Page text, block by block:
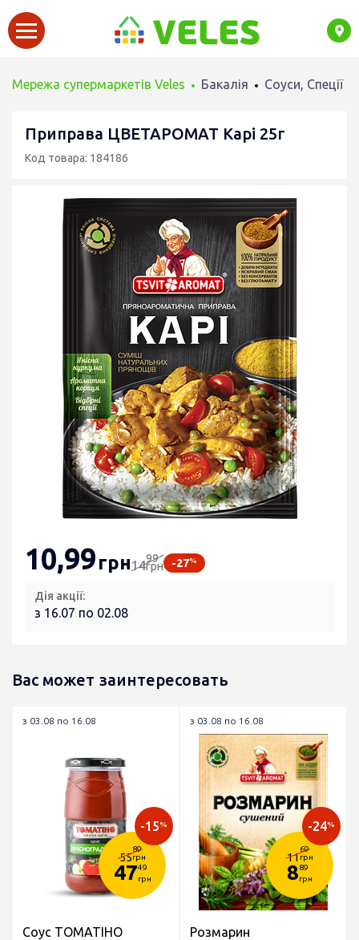
Мережа супермаркетів Veles Бакалія Соуси, Спеції
Приправа ЦВЕТАРОМАТ Карі 25г
Код товара: 184186
10,99грн1499
грн -27%
Дія акції:
з 16.07 по 02.08
Вас может заинтересовать
з 03.08 по 16.08
55
89
грн
4749
грн
-15%
Соус ТОМАТІНО
з 03.08 по 16.08
11
69
грн
889
грн
-24%
Розмарин